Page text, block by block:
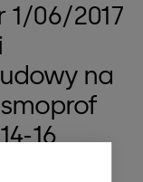
1/06/2017
na
16